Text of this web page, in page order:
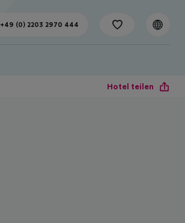
+49 (0) 2203 2970 444
Hotel teilen